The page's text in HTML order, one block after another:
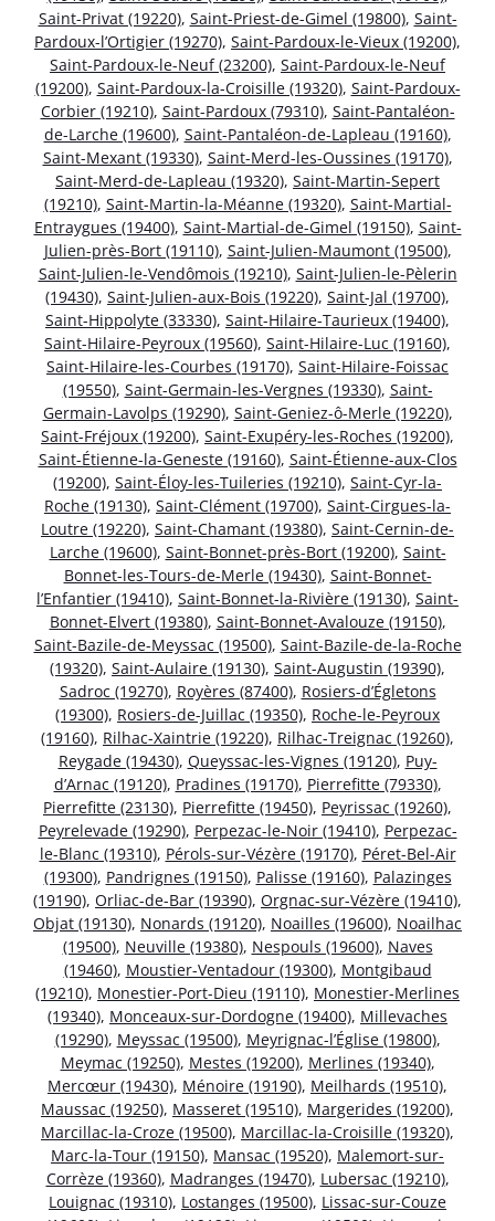
Saint-Privat (19220), Saint-Priest-de-Gimel (19800), Saint-
Pardoux-l’Ortigier (19270), Saint-Pardoux-le-Vieux (19200),
Saint-Pardoux-le-Neuf (23200), Saint-Pardoux-le-Neuf
(19200), Saint-Pardoux-la-Croisille (19320), Saint-Pardoux-
Corbier (19210), Saint-Pardoux (79310), Saint-Pantaléon-
de-Larche (19600), Saint-Pantaléon-de-Lapleau (19160),
Saint-Mexant (19330), Saint-Merd-les-Oussines (19170),
Saint-Merd-de-Lapleau (19320), Saint-Martin-Sepert
(19210), Saint-Martin-la-Méanne (19320), Saint-Martial-
Entraygues (19400), Saint-Martial-de-Gimel (19150), Saint-
Julien-près-Bort (19110), Saint-Julien-Maumont (19500),
Saint-Julien-le-Vendômois (19210), Saint-Julien-le-Pèlerin
(19430), Saint-Julien-aux-Bois (19220), Saint-Jal (19700),
Saint-Hippolyte (33330), Saint-Hilaire-Taurieux (19400),
Saint-Hilaire-Peyroux (19560), Saint-Hilaire-Luc (19160),
Saint-Hilaire-les-Courbes (19170), Saint-Hilaire-Foissac
(19550), Saint-Germain-les-Vergnes (19330), Saint-
Germain-Lavolps (19290), Saint-Geniez-ô-Merle (19220),
Saint-Fréjoux (19200), Saint-Exupéry-les-Roches (19200),
Saint-Étienne-la-Geneste (19160), Saint-Étienne-aux-Clos
(19200), Saint-Éloy-les-Tuileries (19210), Saint-Cyr-la-
Roche (19130), Saint-Clément (19700), Saint-Cirgues-la-
Loutre (19220), Saint-Chamant (19380), Saint-Cernin-de-
Larche (19600), Saint-Bonnet-près-Bort (19200), Saint-
Bonnet-les-Tours-de-Merle (19430), Saint-Bonnet-
l’Enfantier (19410), Saint-Bonnet-la-Rivière (19130), Saint-
Bonnet-Elvert (19380), Saint-Bonnet-Avalouze (19150),
Saint-Bazile-de-Meyssac (19500), Saint-Bazile-de-la-Roche
(19320), Saint-Aulaire (19130), Saint-Augustin (19390),
Sadroc (19270), Royères (87400), Rosiers-d’Égletons
(19300), Rosiers-de-Juillac (19350), Roche-le-Peyroux
(19160), Rilhac-Xaintrie (19220), Rilhac-Treignac (19260),
Reygade (19430), Queyssac-les-Vignes (19120), Puy-
d’Arnac (19120), Pradines (19170), Pierrefitte (79330),
Pierrefitte (23130), Pierrefitte (19450), Peyrissac (19260),
Peyrelevade (19290), Perpezac-le-Noir (19410), Perpezac-
le-Blanc (19310), Pérols-sur-Vézère (19170), Péret-Bel-Air
(19300), Pandrignes (19150), Palisse (19160), Palazinges
(19190), Orliac-de-Bar (19390), Orgnac-sur-Vézère (19410),
Objat (19130), Nonards (19120), Noailles (19600), Noailhac
(19500), Neuville (19380), Nespouls (19600), Naves
(19460), Moustier-Ventadour (19300), Montgibaud
(19210), Monestier-Port-Dieu (19110), Monestier-Merlines
(19340), Monceaux-sur-Dordogne (19400), Millevaches
(19290), Meyssac (19500), Meyrignac-l’Église (19800),
Meymac (19250), Mestes (19200), Merlines (19340),
Mercœur (19430), Ménoire (19190), Meilhards (19510),
Maussac (19250), Masseret (19510), Margerides (19200),
Marcillac-la-Croze (19500), Marcillac-la-Croisille (19320),
Marc-la-Tour (19150), Mansac (19520), Malemort-sur-
Corrèze (19360), Madranges (19470), Lubersac (19210),
Louignac (19310), Lostanges (19500), Lissac-sur-Couze